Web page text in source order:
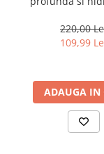
Milk Shake
Strength
220,00
109,99
ADAUGA IN